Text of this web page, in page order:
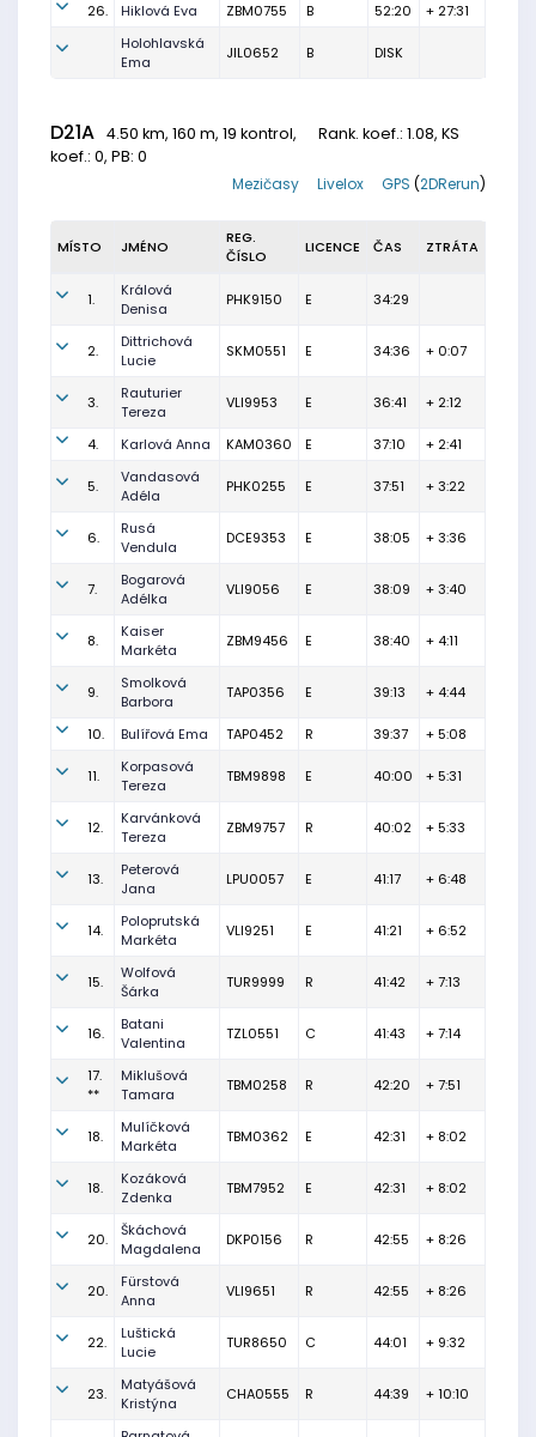
26. Hiklová Eva ZBM0755 B 52:20
+ 27:31
Holohlavská
Ema
JIL0652 B DISK
D21A 4.50 km, 160 m, 19 kontrol, Rank. koef.: 1.08, KS
koef.: 0, PB: 0
GPS (2DRerun)
Livelox
Mezičasy
MÍSTO JMÉNO
REG.
ČÍSLO
LICENCE ČAS ZTRÁTA
1.
Králová
Denisa
PHK9150 E 34:29
2.
Dittrichová
Lucie
SKM0551 E 34:36 + 0:07
3.
Rauturier
Tereza
VLI9953 E 36:41 + 2:12
4. Karlová Anna KAM0360 E 37:10 + 2:41
5.
Vandasová
Adéla
PHK0255 E 37:51 + 3:22
6.
Rusá
Vendula
DCE9353 E 38:05 + 3:36
7.
Bogarová
Adélka
VLI9056 E 38:09 + 3:40
8.
Kaiser
Markéta
ZBM9456 E 38:40 + 4:11
9.
Smolková
Barbora
TAP0356 E 39:13 + 4:44
10. Bulířová Ema TAP0452 R 39:37 + 5:08
11.
Korpasová
Tereza
TBM9898 E 40:00 + 5:31
12.
Karvánková
Tereza
ZBM9757 R 40:02 + 5:33
13.
Peterová
Jana
LPU0057 E 41:17 + 6:48
14.
Poloprutská
Markéta
VLI9251 E 41:21 + 6:52
15.
Wolfová
Šárka
TUR9999 R 41:42 + 7:13
16.
Batani
Valentina
TZL0551 C 41:43 + 7:14
17.
**
Miklušová
Tamara
TBM0258 R 42:20 + 7:51
18.
Mulíčková
Markéta
TBM0362 E 42:31 + 8:02
18.
Kozáková
Zdenka
TBM7952 E 42:31 + 8:02
20.
Škáchová
Magdalena
DKP0156 R 42:55 + 8:26
20.
Fürstová
Anna
VLI9651 R 42:55 + 8:26
22.
Luštická
Lucie
TUR8650 C 44:01 + 9:32
23.
Matyášová
Kristýna
CHA0555 R 44:39 + 10:10